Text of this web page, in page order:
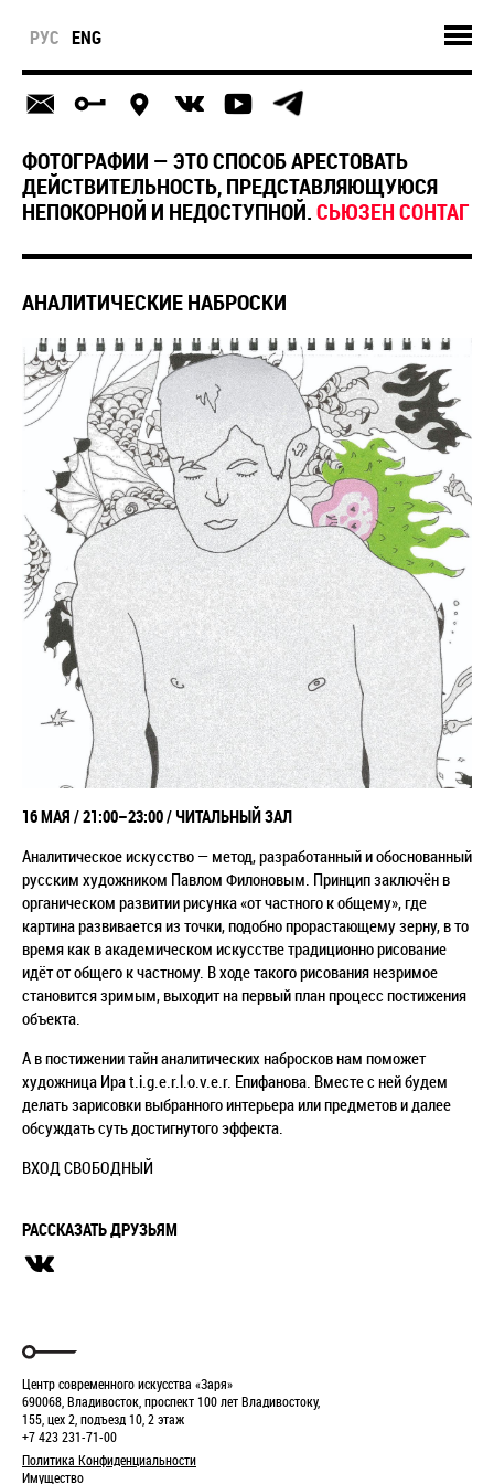
РУС ENG
ФОТОГРАФИИ — ЭТО СПОСОБ АРЕСТОВАТЬ
ДЕЙСТВИТЕЛЬНОСТЬ, ПРЕДСТАВЛЯЮЩУЮСЯ
НЕПОКОРНОЙ И НЕДОСТУПНОЙ.СЬЮЗЕН СОНТАГ
АНАЛИТИЧЕСКИЕ НАБРОСКИ
16МАЯ /21:00–23:00/ ЧИТАЛЬНЫЙ ЗАЛ
Аналитическое искусство — метод, разработанный и обоснованный
русским художником Павлом Филоновым. Принцип заключён в
органическом развитии рисунка «от частного к общему», где
картина развивается из точки, подобно прорастающему зерну, в то
время как в академическом искусстве традиционно рисование
идёт от общего к частному. В ходе такого рисования незримое
становится зримым, выходит на первый план процесс постижения
объекта.
А в постижении тайн аналитических набросков нам поможет
художница Ира t.i.g.e.r.l.o.v.e.r. Епифанова. Вместе с ней будем
делать зарисовки выбранного интерьера или предметов и далее
обсуждать суть достигнутого эффекта.
ВХОД СВОБОДНЫЙ
РАССКАЗАТЬ ДРУЗЬЯМ
Центр современного искусства «Заря»
690068, Владивосток, проспект 100 лет Владивостоку,
155, цех 2, подъезд 10, 2 этаж
+7 423 231-71-00
Политика Конфиденциальности
Имущество